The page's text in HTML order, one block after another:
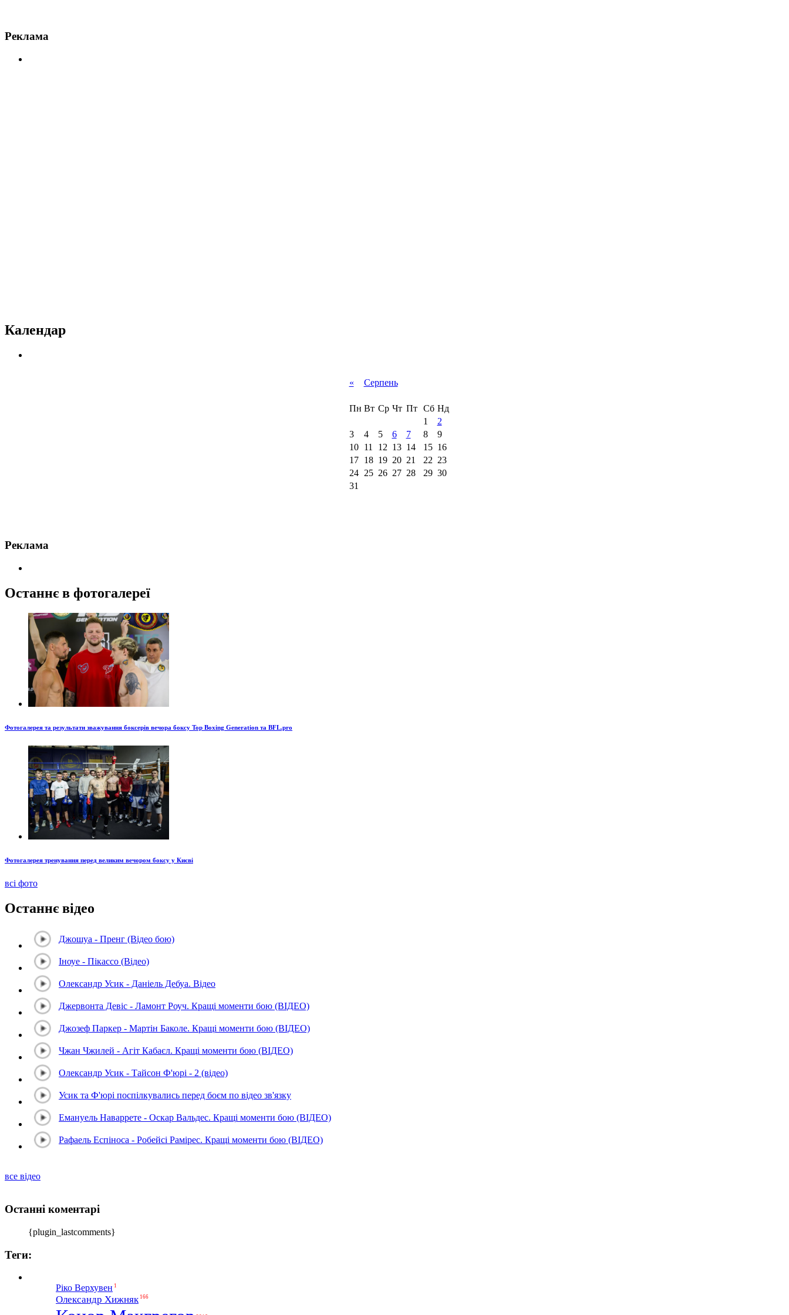
Реклама
Календар
« Серпень
Пн Вт Ср Чт Пт Сб Нд
1
2
3
4 5 6 7 8
9
10
11 12 13 14 15 16
17
18 19 20 21 22 23
24
25 26 27 28 29 30
31
Реклама
Останнє в фотогалереї
Фотогалерея та результати зважування боксерів вечора боксу Top Boxing Generation та BFL.pro
Фотогалерея тренування перед великим вечором боксу у Києві
всі фото
Останнє відео
Джошуа - Пренг (Відео бою)
Іноуе - Пікассо (Відео)
Олександр Усик - Даніель Дебуа. Відео
Джервонта Девіс - Ламонт Роуч. Кращі моменти бою (ВІДЕО)
Джозеф Паркер - Мартін Баколе. Кращі моменти бою (ВІДЕО)
Чжан Чжилей - Агіт Кабаєл. Кращі моменти бою (ВІДЕО)
Олександр Усик - Тайсон Ф'юрі - 2 (відео)
Усик та Ф'юрі поспілкувались перед боєм по відео зв'язку
Емануель Наваррете - Оскар Вальдес. Кращі моменти бою (ВІДЕО)
Рафаель Еспіноса - Робейсі Рамірес. Кращі моменти бою (ВІДЕО)
все відео
Останні коментарі
{plugin_lastcomments}
Теги:
Ріко Верхувен 1
Олександр Хижняк 166